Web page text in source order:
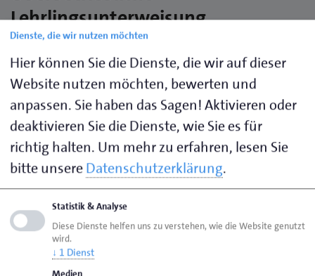
Lehrlingsunterweisung
(Feinwerkmechaniker und
Metallbauer)
Tholen,
Claudia
0441 232-
116
tholen@hwk-
oldenburg.de
Seite empfehlen
Seite drucken
aktualisiert am 31. Juli 2026
Dienste, die wir nutzen möchten
Hier können Sie die Dienste, die wir auf dieser
Website nutzen möchten, bewerten und
anpassen. Sie haben das Sagen! Aktivieren oder
deaktivieren Sie die Dienste, wie Sie es für
richtig halten. Um mehr zu erfahren, lesen Sie
bitte unsereDatenschutzerklärung.
Statistik & Analyse
Diese Dienste helfen uns zu verstehen, wie die Website genutzt
wird.
↓ 1 Dienst
Medien